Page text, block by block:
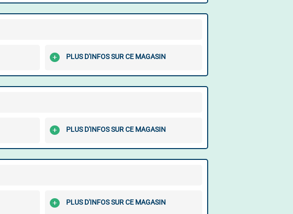
PLUS D'INFOS SUR CE MAGASIN
PLUS D'INFOS SUR CE MAGASIN
PLUS D'INFOS SUR CE MAGASIN